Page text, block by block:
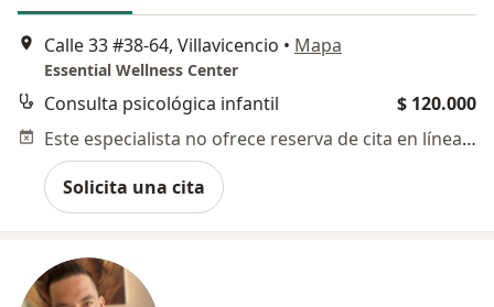
Calle 33 #38-64, Villavicencio • Mapa
Essential Wellness Center
Consulta psicológica infantil
$ 120.000
Este especialista no ofrece reserva de cita en línea en esta dirección.
Solicita una cita